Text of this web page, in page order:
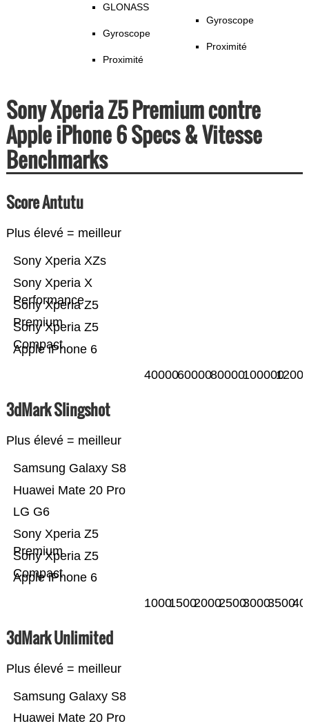
GLONASS
Gyroscope
Proximité
Gyroscope
Proximité
Sony Xperia Z5 Premium contre
Apple iPhone 6 Specs & Vitesse
Benchmarks
Score Antutu
Plus élevé = meilleur
Apple iPhone 6
Sony Xperia Z5
Compact
Sony Xperia Z5
Premium
Sony Xperia X
Performance
Sony Xperia XZs
400006000080000100000
3dMark Slingshot
Plus élevé = meilleur
Apple iPhone 6
Sony Xperia Z5
Compact
Sony Xperia Z5
Premium
LG G6
Huawei Mate 20 Pro
Samsung Galaxy S8
100015002000250030003500
3dMark Unlimited
Plus élevé = meilleur
Huawei Mate 20 Pro
Samsung Galaxy S8